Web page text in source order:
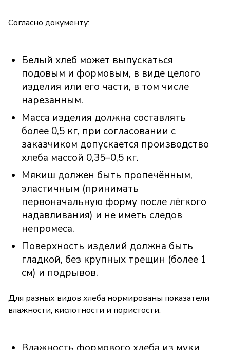
Согласно документу:
Белый хлеб может выпускаться
подовым и формовым, в виде целого
изделия или его части, в том числе
нарезанным.
Масса изделия должна составлять
более 0,5 кг, при согласовании с
заказчиком допускается производство
хлеба массой 0,35–0,5 кг.
Мякиш должен быть пропечённым,
эластичным (принимать
первоначальную форму после лёгкого
надавливания) и не иметь следов
непромеса.
Поверхность изделий должна быть
гладкой, без крупных трещин (более 1
см) и подрывов.
Для разных видов хлеба нормированы показатели
влажности, кислотности и пористости.